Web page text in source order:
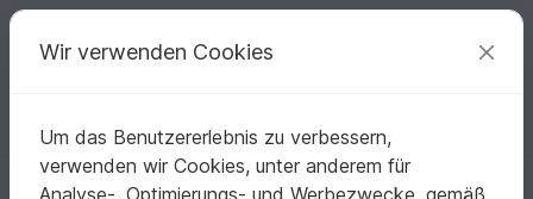
Deine kreativen Ideen
Deutsch | € (EUR) einloggen Kostenlos registrieren
Startseite Stricken Damen Mützen & Hüte
Beanie Mütze Potzblitz + Hamburg Ahoi
Wir verwenden Cookies
Um das Benutzererlebnis zu verbessern,
verwenden wir Cookies, unter anderem für
Analyse-, Optimierungs- und Werbezwecke, gemäß